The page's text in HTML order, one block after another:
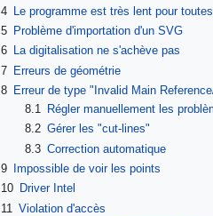
4 Le programme est très lent pour
5 Problème d'importation d'un SVG
6 La digitalisation ne s'achève pas
7 Erreurs de géométrie
8 Erreur de type "Invalid Main
8.1
Régler manuellement les
8.2 Gérer les "cut-lines"
8.3 Correction automatique
9
Impossible de voir les points
10 Driver Intel
11 Violation d'accès